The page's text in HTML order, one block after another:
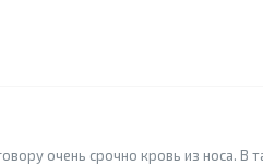
очень срочно кровь из носа. В